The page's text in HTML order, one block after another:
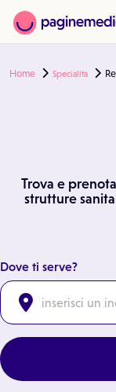
Home Specialità
Trova e
strutture
Dove ti serve?